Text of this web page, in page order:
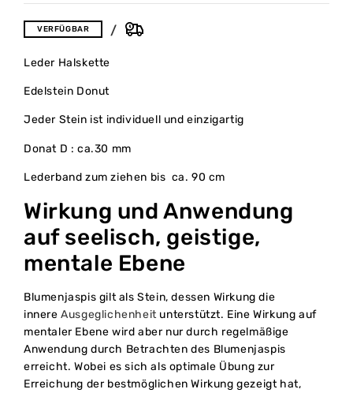
VERFÜGBAR
Leder Halskette
Edelstein Donut
Jeder Stein ist individuell und einzigartig
Donat D : ca.30 mm
Lederband zum ziehen bis ca. 90 cm
Wirkung und Anwendung
auf seelisch, geistige,
mentale Ebene
Blumenjaspis gilt als Stein, dessen Wirkung die
innereAusgeglichenheitunterstützt. Eine Wirkung auf
mentaler Ebene wird aber nur durch regelmäßige
Anwendung durch Betrachten des Blumenjaspis
erreicht. Wobei es sich als optimale Übung zur
Erreichung der bestmöglichen Wirkung gezeigt hat,